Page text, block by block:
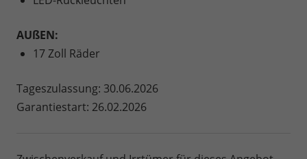
AUßEN:
17 Zoll Räder
Tageszulassung: 30.06.2026
Garantiestart: 26.02.2026